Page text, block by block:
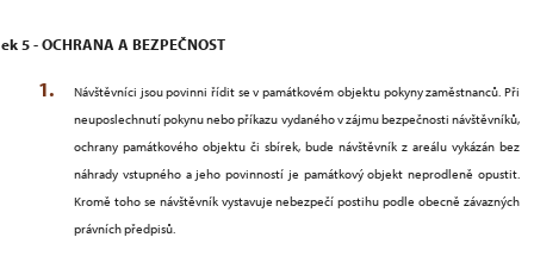
5 - OCHRANA A BEZPEČNOST
Návštěvníci jsou povinni řídit se v památkovém objektu pokyny zaměstnanců. Při
neuposlechnutí pokynu nebo příkazu vydaného v zájmu bezpečnosti návštěvníků,
ochrany památkového objektu či sbírek, bude návštěvník z areálu vykázán bez
náhrady vstupného a jeho povinností je památkový objekt neprodleně opustit.
Kromě toho se návštěvník vystavuje nebezpečí postihu podle obecně závazných
právních předpisů.